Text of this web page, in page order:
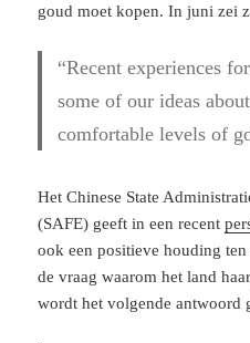
goud moet kopen. In juni zei
“Recent experiences
some of our ideas
comfortable levels of
Het Chinese State
(SAFE) geeft in een recent
ook een positieve houding
de vraag waarom het land
wordt het volgende antwoord